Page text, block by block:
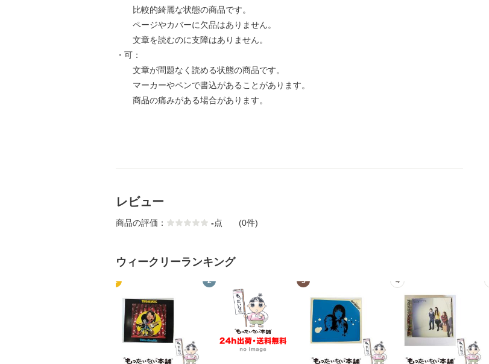
比較的綺麗な状態の商品です。
ページやカバーに欠品はありません。
文章を読むのに支障はありません。
・可：
文章が問題なく読める状態の商品です。
マーカーやペンで書込があることがあります。
商品の痛みがある場合があります。
レビュー
商品の評価： -点 (0件)
ウィークリーランキング
1 2 3 4